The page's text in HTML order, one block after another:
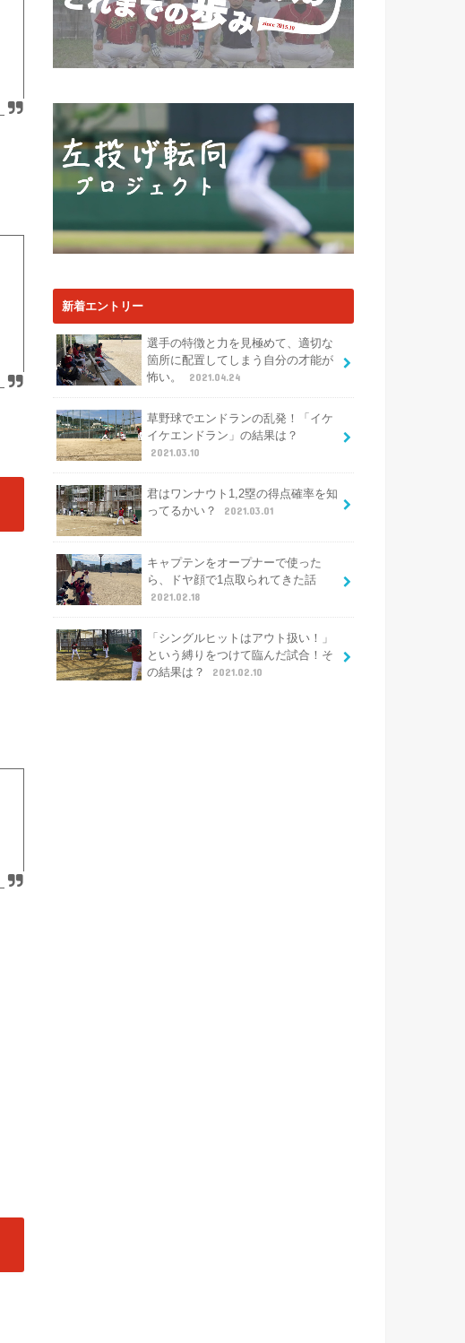
新着エントリー
選手の特徴と力を見極めて、適切な
箇所に配置してしまう自分の才能が
怖い。
2021.04.24
草野球でエンドランの乱発！「イケ
イケエンドラン」の結果は？
2021.03.10
君はワンナウト1,2塁の得点確率を知
ってるかい？
2021.03.01
キャプテンをオープナーで使った
ら、ドヤ顔で1点取られてきた話
2021.02.18
「シングルヒットはアウト扱い！」
という縛りをつけて臨んだ試合！そ
の結果は？
2021.02.10